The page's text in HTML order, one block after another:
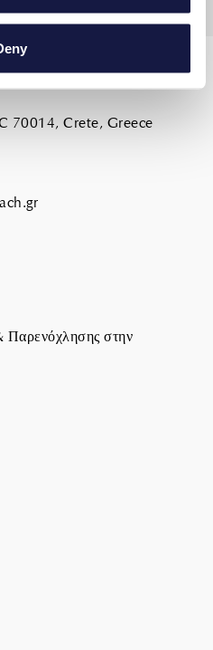
70014, Crete, Greece
Παρενόχλησης στην